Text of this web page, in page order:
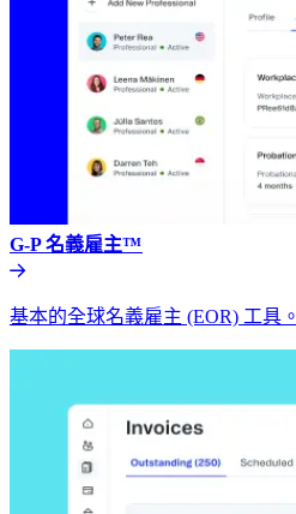
G-P 名義雇主™​​
基本的全球名義雇主 (EOR) 工具。​​